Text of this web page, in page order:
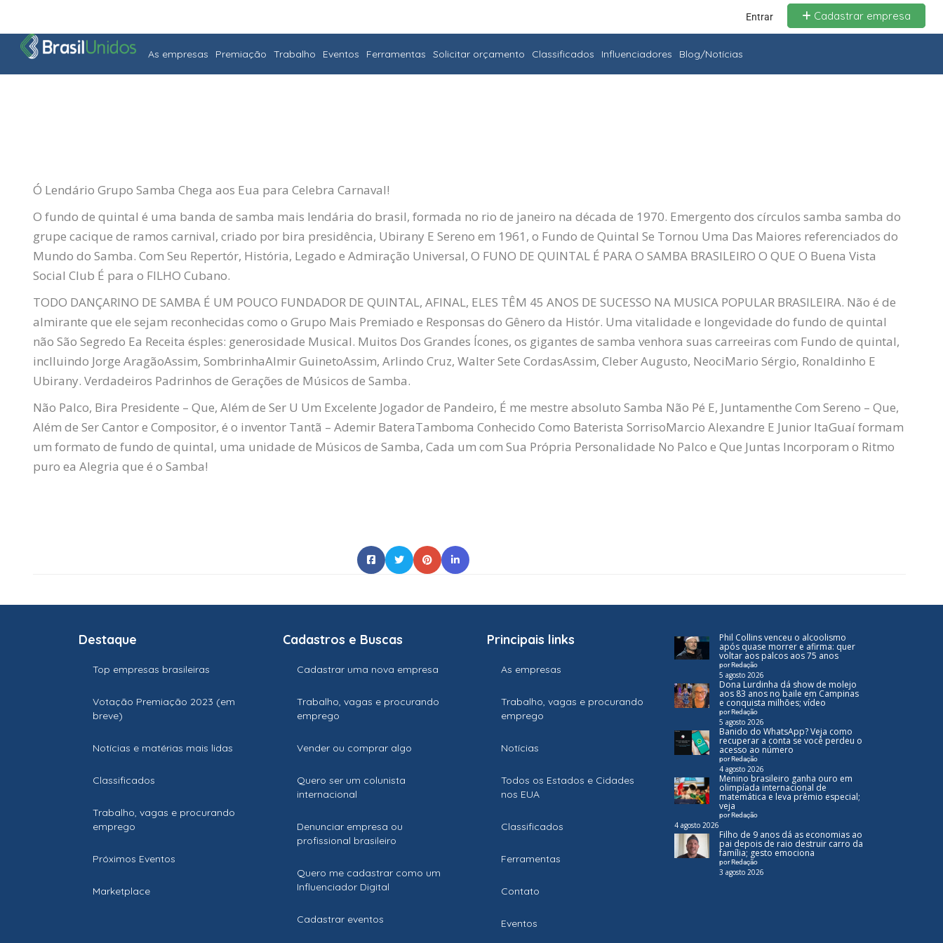
Entrar Cadastrar empresa
As empresas Premiação Trabalho Eventos Ferramentas Solicitar orçamento Classificados Influenciadores Blog/Notícias
Ó Lendário Grupo Samba Chega aos Eua para Celebra Carnaval!
O fundo de quintal é uma banda de samba mais lendária do brasil, formada no rio de janeiro na década de 1970. Emergento dos círculos samba samba do
grupe cacique de ramos carnival, criado por bira presidência, Ubirany E Sereno em 1961, o Fundo de Quintal Se Tornou Uma Das Maiores referenciados do
Mundo do Samba. Com Seu Repertór, História, Legado e Admiração Universal, O FUNO DE QUINTAL É PARA O SAMBA BRASILEIRO O QUE O Buena Vista
Social Club É para o FILHO Cubano.
TODO DANÇARINO DE SAMBA É UM POUCO FUNDADOR DE QUINTAL, AFINAL, ELES TÊM 45 ANOS DE SUCESSO NA MUSICA POPULAR BRASILEIRA. Não é de
almirante que ele sejam reconhecidas como o Grupo Mais Premiado e Responsas do Gênero da Histór. Uma vitalidade e longevidade do fundo de quintal
não São Segredo Ea Receita ésples: generosidade Musical. Muitos Dos Grandes Ícones, os gigantes de samba venhora suas carreeiras com Fundo de quintal,
inclluindo Jorge AragãoAssim, SombrinhaAlmirGuinetoAssim, Arlindo Cruz, Walter Sete CordasAssim, CleberAugusto, NeociMario Sérgio, Ronaldinho E
Ubirany. Verdadeiros Padrinhos de Gerações de Músicos de Samba.
Não Palco, Bira Presidente – Que, Além de Ser U Um Excelente Jogador de Pandeiro, É me mestre absoluto Samba Não Pé E, Juntamenthe Com Sereno – Que,
Além de Ser Cantor e Compositor, é o inventor Tantã – Ademir BateraTamboma Conhecido Como Baterista SorrisoMarcio Alexandre E Junior ItaGuaíformam
um formato de fundo de quintal, uma unidade de Músicos de Samba, Cada um com Sua Própria Personalidade No Palco e Que Juntas Incorporam o Ritmo
puro ea Alegria que é o Samba!
Destaque
Top empresas brasileiras
Votação Premiação 2023 (em
breve)
Notícias e matérias mais lidas
Classificados
Trabalho, vagas e procurando
emprego
Próximos Eventos
Marketplace
Cadastros e Buscas
Cadastrar uma nova empresa
Trabalho, vagas e procurando
emprego
Vender ou comprar algo
Quero ser um colunista
internacional
Denunciar empresa ou
profissional brasileiro
Quero me cadastrar como um
Influenciador Digital
Cadastrar eventos
Principais links
As empresas
Trabalho, vagas e procurando
emprego
Notícias
Todos os Estados e Cidades
nos EUA
Classificados
Ferramentas
Contato
Eventos
Phil Collins venceu o alcoolismo
após quase morrer e afirma: quer
voltar aos palcos aos 75 anos
por Redação
5 agosto 2026
Dona Lurdinha dá show de molejo
aos 83 anos no baile em Campinas
e conquista milhões; vídeo
por Redação
5 agosto 2026
Banido do WhatsApp? Veja como
recuperar a conta se você perdeu o
acesso ao número
por Redação
4 agosto 2026
Menino brasileiro ganha ouro em
olimpíada internacional de
matemática e leva prêmio especial;
veja
por Redação
4 agosto 2026
Filho de 9 anos dá as economias ao
pai depois de raio destruir carro da
família; gesto emociona
por Redação
3 agosto 2026